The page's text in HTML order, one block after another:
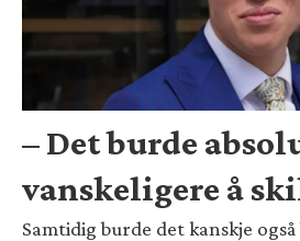
– Det burde
vanskeligere å
Samtidig burde det kanskje